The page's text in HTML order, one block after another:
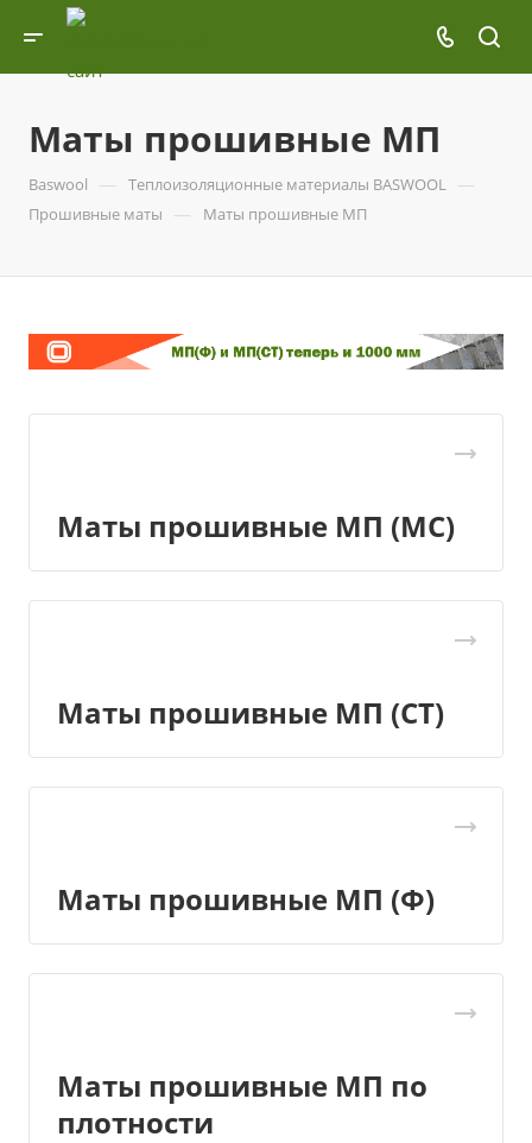
Маты прошивные МП
Baswool — Теплоизоляционные материалы BASWOOL —
Прошивные маты — Маты прошивные МП
Маты прошивные МП (МС)
Маты прошивные МП (СТ)
Маты прошивные МП (Ф)
Маты прошивные МП по
плотности